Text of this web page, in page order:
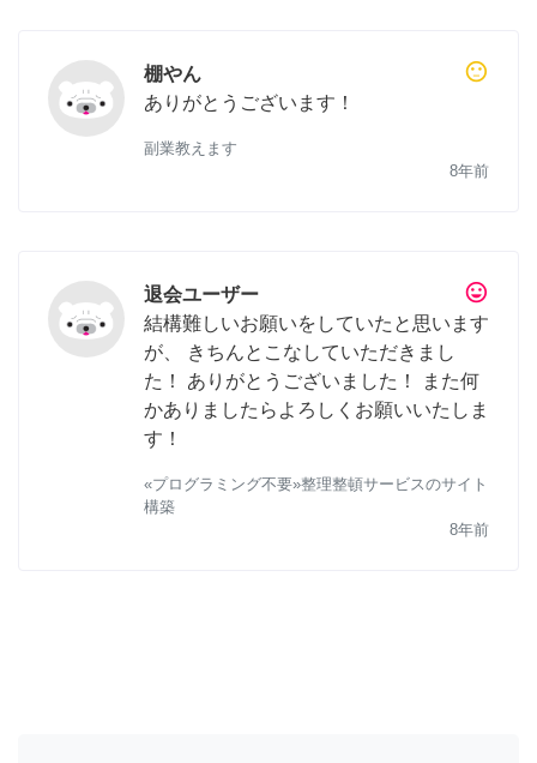
sentiment_neutral
棚やん
ありがとうございます！
副業教えます
8年前
tag_faces
退会ユーザー
結構難しいお願いをしていたと思います
が、 きちんとこなしていただきまし
た！ ありがとうございました！ また何
かありましたらよろしくお願いいたしま
す！
«プログラミング不要»整理整頓サービスのサイト
構築
8年前